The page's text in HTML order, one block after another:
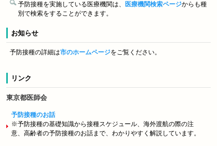
予防接種を実施している医療機関は、 医療機関検索ページからも種
別で検索をすることができます。
お知らせ
予防接種の詳細は市のホームページをご覧ください。
リンク
東京都医師会
予防接種のお話
※予防接種の基礎知識から接種スケジュール、海外渡航の際の注
意、高齢者の予防接種のお話まで、わかりやすく解説しています。